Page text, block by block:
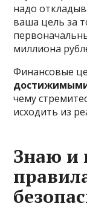
надо
ваша цель за
миллиона
Финансовые
чему
исходить из
Знаю и